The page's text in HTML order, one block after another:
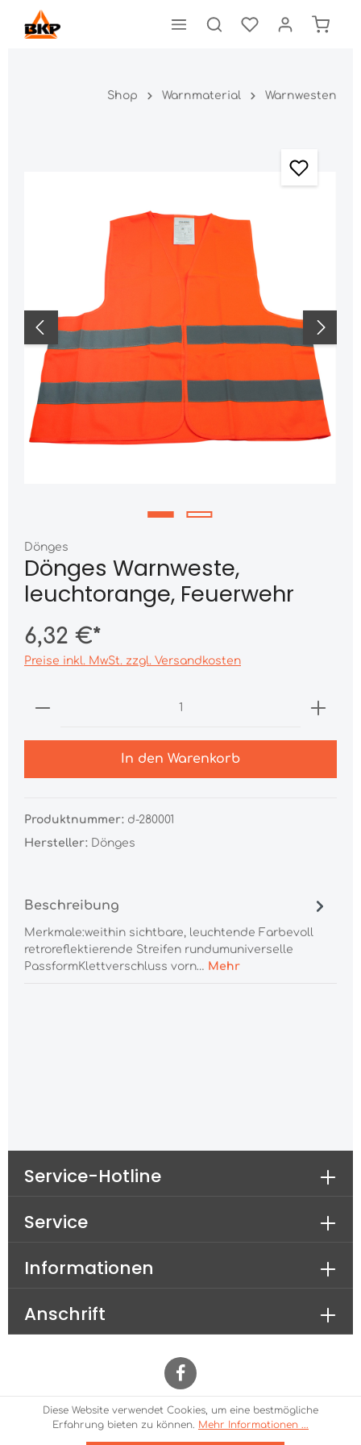
Shop Warnmaterial Warnwesten
Dönges
Dönges Warnweste,
leuchtorange, Feuerwehr
6,32 €*
Preise inkl. MwSt. zzgl. Versandkosten
In den Warenkorb
Produktnummer: d-280001
Hersteller:
Dönges
Beschreibung
Merkmale:weithin sichtbare, leuchtende Farbevoll
retroreflektierende Streifen rundumuniverselle
PassformKlettverschluss vorn… Mehr
Anschrift
Service-Hotline
Service
Informationen
* Alle Preise inkl. gesetzl. Mehrwertsteuer zzgl.
Versandkostenund ggf. Nachnahmegebühren, wenn
Diese Website verwendet Cookies, um eine bestmögliche
Erfahrung bieten zu können. Mehr Informationen ...